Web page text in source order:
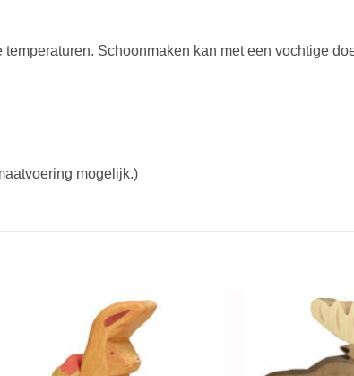
Schoonmaken kan met een vochtige
mogelijk.)